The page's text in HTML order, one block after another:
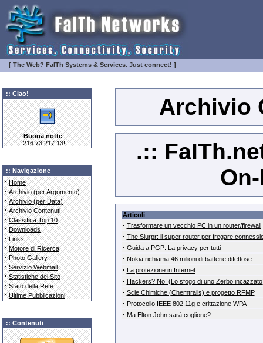
[ The Web? FaITh Systems & Services. Just connect! ]
:: Ciao!
Buona notte,
216.73.217.13!
:: Navigazione
· Home
· Archivio (per Argomento)
· Archivio (per Data)
· Archivio Contenuti
· Classifica Top 10
· Downloads
· Links
· Motore di Ricerca
· Photo Gallery
· Servizio Webmail
· Statistiche del Sito
· Stato della Rete
· Ultime Pubblicazioni
:: Contenuti
Archivio
.::
Articoli
· Trasformare un vecchio PC in un router/firewall
· The Slurpr: il super router per fregare
· Guida a PGP: La privacy per tutti
· Nokia richiama 46 milioni di batterie difettose
· La protezione in Internet
· Hackers? No! (Lo sfogo di uno Zerbo
· Scie Chimiche (Chemtrails) e progetto RFMP
· Protocollo IEEE 802.11g e crittazione WPA
· Ma Elton John sarà coglione?